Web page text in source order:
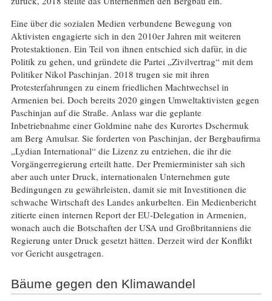
Eine über die sozialen Medien verbundene Bewegung von
Aktivisten engagierte sich in den 2010er Jahren mit weiteren
Protestaktionen. Ein Teil von ihnen entschied sich dafür, in die
Politik zu gehen, und gründete die Partei „Zivilvertrag“ mit dem
Politiker Nikol Paschinjan. 2018 trugen sie mit ihren
Protesterfahrungen zu einem friedlichen Machtwechsel in
Armenien bei. Doch bereits 2020 gingen Umweltaktivisten gegen
Paschinjan auf die Straße. Anlass war die geplante
Inbetriebnahme einer Goldmine nahe des Kurortes Dschermuk
am Berg Amulsar. Sie forderten von Paschinjan, der Bergbaufirma
„Lydian International“ die Lizenz zu entziehen, die ihr die
Vorgängerregierung erteilt hatte. Der Premierminister sah sich
aber auch unter Druck, internationalen Unternehmen gute
Bedingungen zu gewährleisten, damit sie mit Investitionen die
schwache Wirtschaft des Landes ankurbelten. Ein Medienbericht
zitierte einen internen Report der EU-Delegation in Armenien,
wonach auch die Botschaften der USA und Großbritanniens die
Regierung unter Druck gesetzt hätten. Derzeit wird der Konflikt
vor Gericht ausgetragen.
Bäume gegen den Klimawandel